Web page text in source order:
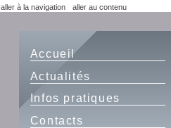
aller à la navigation aller au contenu
Accueil
Actualités
Infos pratiques
Contacts